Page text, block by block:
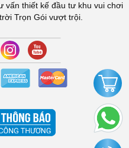
vấn thiết kế đầu tư khu vui chơi
Trọn Gói vượt trội.